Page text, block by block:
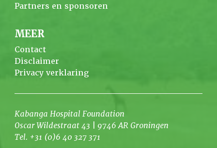
Partners en sponsoren
MEER
Contact
Disclaimer
Privacy verklaring
Kabanga Hospital Foundation
Oscar Wildestraat 43 | 9746 AR Groningen
Tel. +31 (0)6 40 327 371